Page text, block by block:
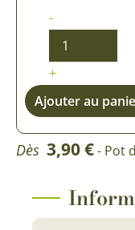
-
+
Ajouter au
Dès 3,90€- Pot